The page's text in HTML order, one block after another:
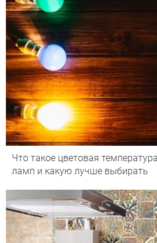
Что такое цветовая
ламп и какую лучше выбирать